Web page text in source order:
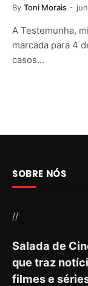
By Toni Morais
A Testemunha,
marcada para 4
casos…
SOBRE NÓS
//
Salada de
que traz
filmes e